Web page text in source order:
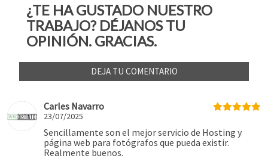
¿TE HA GUSTADO NUESTRO
TRABAJO? DÉJANOS TU
OPINIÓN. GRACIAS.
DEJA TU COMENTARIO
Carles Navarro
23/07/2025
Sencillamente son el mejor servicio de Hosting y
página web para fotógrafos que pueda existir.
Realmente buenos.